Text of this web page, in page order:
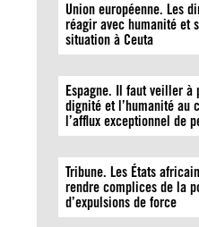
Union européenne. Les
réagir avec humanité et
situation à Ceuta
Espagne. Il faut veiller
dignité et l’humanité au
l’afflux exceptionnel de
Tribune. Les États
rendre complices de la
d’expulsions de force